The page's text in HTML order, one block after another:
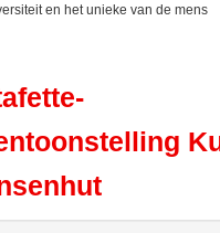
en het unieke van de mens